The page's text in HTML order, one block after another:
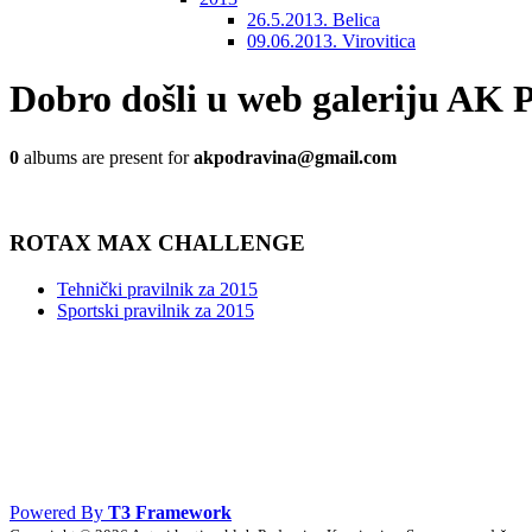
26.5.2013. Belica
09.06.2013. Virovitica
Dobro došli u web galeriju AK
0 albums are present forakpodravina@gmail.com
ROTAX MAX CHALLENGE
Tehnički pravilnik za 2015
Sportski pravilnik za 2015
Powered By T3 Framework